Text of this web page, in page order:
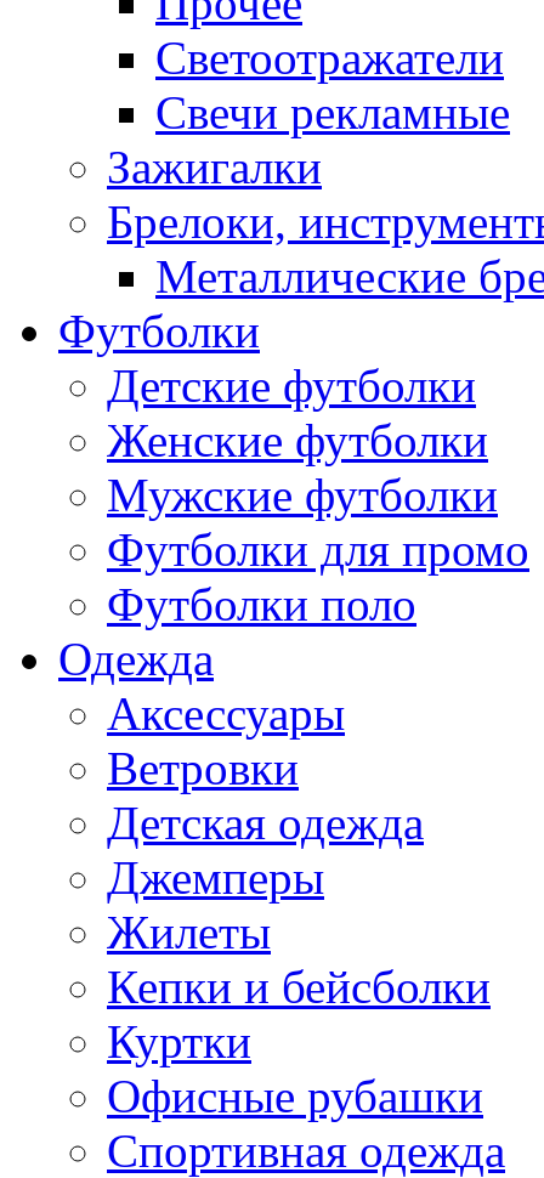
Светоотражатели
Свечи рекламные
Зажигалки
Брелоки,
Металлические
Футболки
Детские футболки
Женские футболки
Мужские футболки
Футболки для промо
Футболки поло
Одежда
Аксессуары
Ветровки
Детская одежда
Джемперы
Жилеты
Кепки и бейсболки
Куртки
Офисные рубашки
Спортивная одежда